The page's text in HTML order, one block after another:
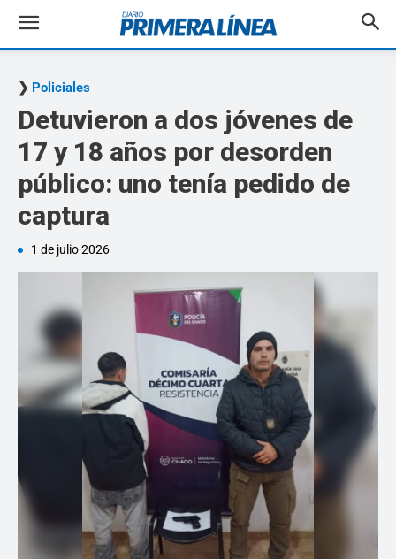
Policiales
Detuvieron a dos jóvenes de
17 y 18 años por desorden
público: uno tenía pedido de
captura
1 de julio 2026